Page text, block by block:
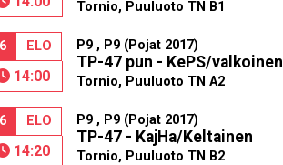
Tornio, Puuluoto TN B1
ELO
14:00
P9 , P9 (Pojat 2017)
TP-47 pun - KePS/valkoinen
Tornio, Puuluoto TN A2
ELO
14:20
P9 , P9 (Pojat 2017)
TP-47 - KajHa/Keltainen
Tornio, Puuluoto TN B2